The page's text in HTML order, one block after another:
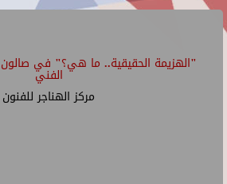
"الهزيمة الحقيقية.. ما هي؟" في صالون
الفني
مركز الهناجر للفنون